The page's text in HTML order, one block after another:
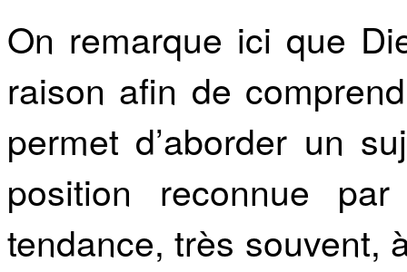
On remarque ici que
raison afin de
permet d’aborder un
position reconnue
tendance, très souvent,